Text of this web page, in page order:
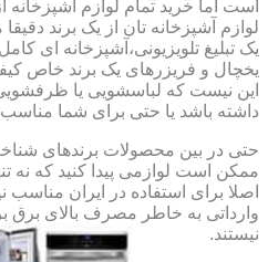
است اما خرید تمام لوازم
لوازم آشپزخانه تان از یک برند
یک تبلیغ تلویزیونی،آشپزخانه ای
یخچال و فریزرهای یک برند خاص
این نیست که لباسشویی یا
داشته باشد یا حتی برای شما
حتی در بین محصولات برندهای
ممکن است لوازمی پیدا کنید که نه
اصلا برای استفاده در ایران
وارداتی به خاطر مصرف بالای برق
نیستند.